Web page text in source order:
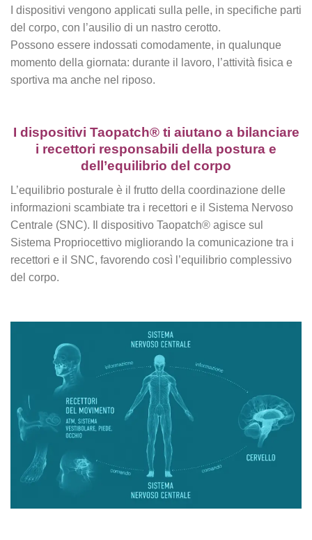
I dispositivi vengono applicati sulla pelle, in specifiche parti
del corpo, con l’ausilio di un nastro cerotto.
Possono essere indossati comodamente, in qualunque
momento della giornata: durante il lavoro, l’attività fisica e
sportiva ma anche nel riposo.
I dispositivi Taopatch® ti aiutano a bilanciare
i recettori responsabili della postura e
dell’equilibrio del corpo
L’equilibrio posturale è il frutto della coordinazione delle
informazioni scambiate tra i recettori e il Sistema Nervoso
Centrale (SNC). Il dispositivo Taopatch® agisce sul
Sistema Propriocettivo migliorando la comunicazione tra i
recettori e il SNC, favorendo così l’equilibrio complessivo
del corpo.